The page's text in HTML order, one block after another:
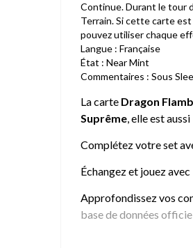
Continue. Durant le tour
Terrain. Si cette carte
pouvez utiliser chaque
Langue : Française
État : Near Mint
Commentaires : Sous
La carte Dragon
Suprême, elle est
Complétez votre set
Échangez et jouez
Approfondissez vos
base de données